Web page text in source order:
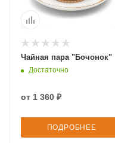
Чайная пара "Бочонок"
Достаточно
от 1 360 ₽
ПОДРОБНЕЕ